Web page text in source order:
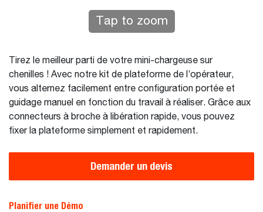
Tap to zoom
Tirez le meilleur parti de votre mini-chargeuse sur
chenilles ! Avec notre kit de plateforme de l’opérateur,
vous alternez facilement entre configuration portée et
guidage manuel en fonction du travail à réaliser. Grâce aux
connecteurs à broche à libération rapide, vous pouvez
fixer la plateforme simplement et rapidement.
Demander un devis
Planifier une Démo